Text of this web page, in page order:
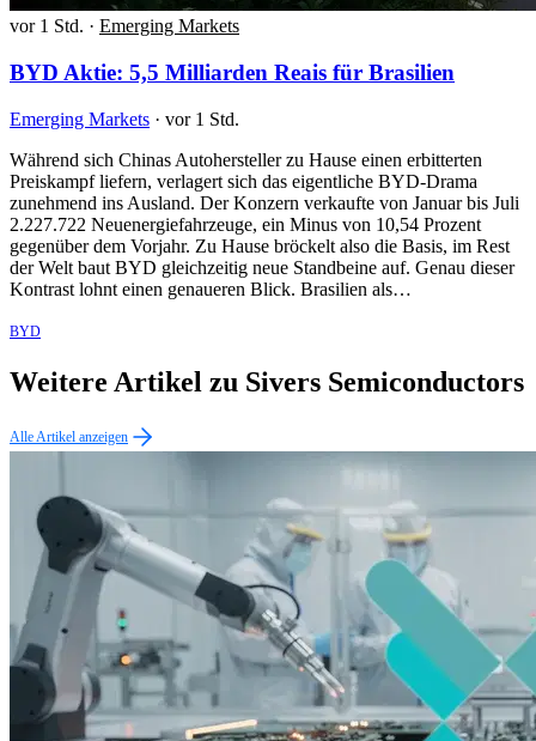
vor 1 Std. · Emerging Markets
BYD Aktie: 5,5 Milliarden Reais für Brasilien
Emerging Markets · vor 1 Std.
Während sich Chinas Autohersteller zu Hause einen erbitterten
Preiskampf liefern, verlagert sich das eigentliche BYD-Drama
zunehmend ins Ausland. Der Konzern verkaufte von Januar bis Juli
2.227.722 Neuenergiefahrzeuge, ein Minus von 10,54 Prozent
gegenüber dem Vorjahr. Zu Hause bröckelt also die Basis, im Rest
der Welt baut BYD gleichzeitig neue Standbeine auf. Genau dieser
Kontrast lohnt einen genaueren Blick. Brasilien als…
BYD
Weitere Artikel zu Sivers Semiconductors
Alle Artikel anzeigen